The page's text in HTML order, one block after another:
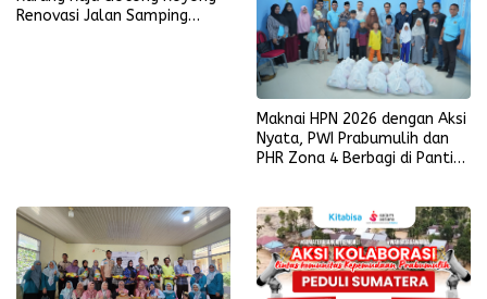
Renovasi Jalan Samping
Maknai HPN 2026 dengan Aksi
Nyata, PWI Prabumulih dan
PHR Zona 4 Berbagi di Panti